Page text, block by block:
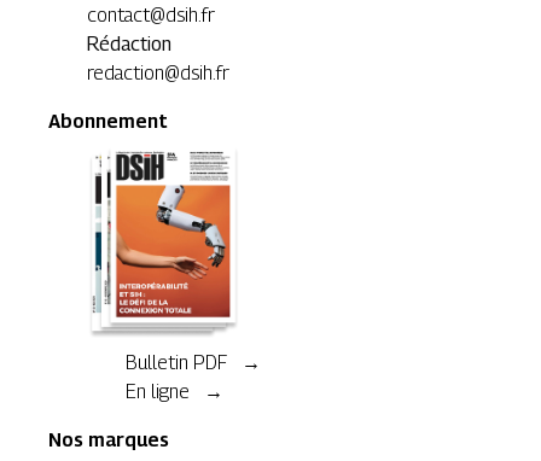
contact@dsih.fr
Rédaction
redaction@dsih.fr
Abonnement
Bulletin PDF →
En ligne →
Nos marques